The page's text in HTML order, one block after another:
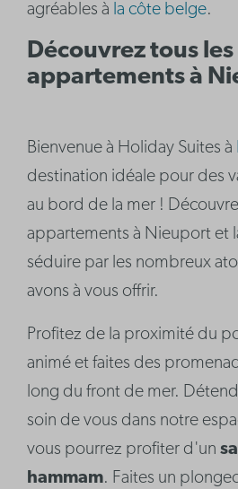
agréables à la côte belge.
Découvrez tous les
appartements à
Bienvenue à Holiday Suites à
destination idéale pour des
au bord de la mer !
appartements à Nieuport et
séduire par les nombreux
avons à vous offrir.
Profitez de la proximité du
animé et faites des
long du front de mer.
soin de vous dans notre
vous pourrez profiter d'un
hammam. Faites un